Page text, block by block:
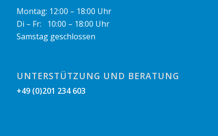
Montag: 12:00 – 18:00 Uhr
Di – Fr: 10:00 – 18:00 Uhr
Samstag geschlossen
UNTERSTÜTZUNG UND BERATUNG
+49 (0)201 234 603